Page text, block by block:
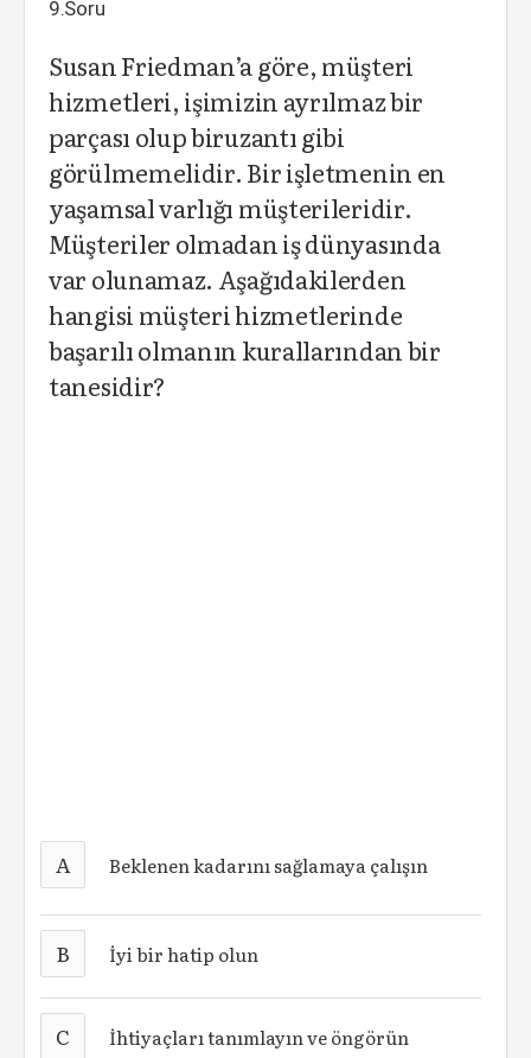
9.Soru
Susan Friedman’a göre, müşteri
hizmetleri, işimizin ayrılmaz bir
parçası olup biruzantı gibi
görülmemelidir. Bir işletmenin en
yaşamsal varlığı müşterileridir.
Müşteriler olmadan iş dünyasında
var olunamaz. Aşağıdakilerden
hangisi müşteri hizmetlerinde
başarılı olmanın kurallarından bir
tanesidir?
A Beklenen kadarını sağlamaya çalışın
B İyi bir hatip olun
C İhtiyaçları tanımlayın ve öngörün